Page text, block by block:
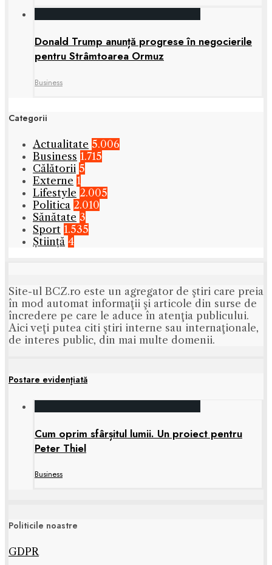
Donald Trump anunță progrese în negocierile
pentru Strâmtoarea Ormuz
Business
Categorii
Actualitate 5.006
Business 1.715
Călătorii 5
Externe 1
Lifestyle 2.005
Politica 2.010
Sănătate 3
Sport 1.535
Știință 4
Site-ul BCZ.ro este un agregator de ştiri care preia
în mod automat informaţii şi articole din surse de
încredere pe care le aduce în atenţia publicului.
Aici veţi putea citi ştiri interne sau internaţionale,
de interes public, din mai multe domenii.
Postare evidenţiată
Cum oprim sfârșitul lumii. Un proiect pentru
Peter Thiel
Business
Politicile noastre
GDPR